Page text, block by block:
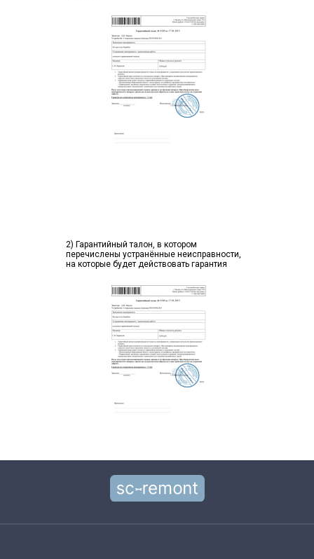
2) Гарантийный талон, в котором
перечислены устранённые неисправности,
на которые будет действовать гарантия